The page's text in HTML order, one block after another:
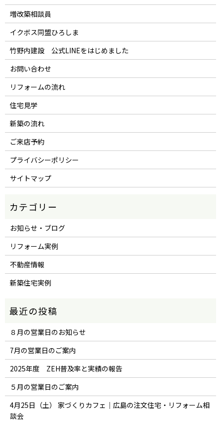
増改築相談員
イクボス同盟ひろしま
竹野内建設 公式LINEをはじめました
お問い合わせ
リフォームの流れ
住宅見学
新築の流れ
ご来店予約
プライバシーポリシー
サイトマップ
お知らせ・ブログ
リフォーム実例
不動産情報
新築住宅実例
８月の営業日のお知らせ
7月の営業日のご案内
2025年度 ZEH普及率と実績の報告
５月の営業日のご案内
4月25日（土） 家づくりカフェ｜広島の注文住宅・リフォーム相
談会